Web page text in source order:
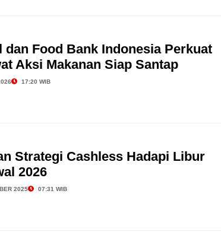
dan Food Bank Indonesia Perkuat
Aksi Makanan Siap Santap
17:20 WIB
Strategi Cashless Hadapi Libur
2026
2025 07:31 WIB